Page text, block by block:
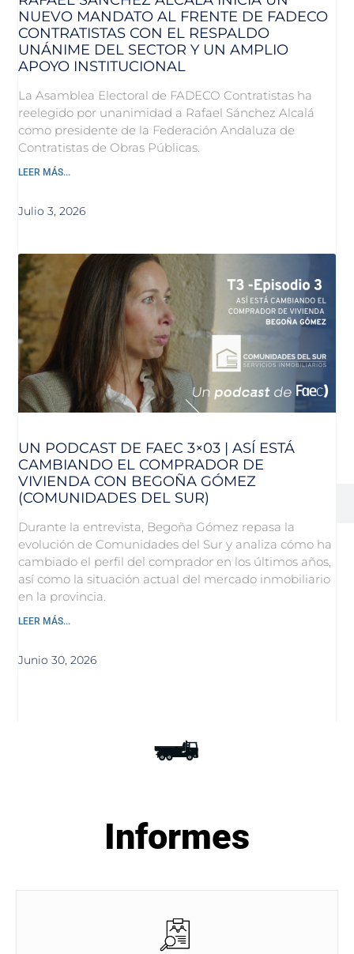
NUEVO MANDATO AL FRENTE DE FADECO
CONTRATISTAS CON EL RESPALDO
UNÁNIME DEL SECTOR Y UN AMPLIO
APOYO INSTITUCIONAL
La Asamblea Electoral de FADECO Contratistas ha
reelegido por unanimidad a Rafael Sánchez Alcalá
como presidente de la Federación Andaluza de
Contratistas de Obras Públicas.
LEER MÁS...
Julio 3, 2026
UN PODCAST DE FAEC 3×03 | ASÍ ESTÁ
CAMBIANDO EL COMPRADOR DE
VIVIENDA CON BEGOÑA GÓMEZ
(COMUNIDADES DEL SUR)
Durante la entrevista, Begoña Gómez repasa la
evolución de Comunidades del Sur y analiza cómo ha
cambiado el perfil del comprador en los últimos años,
así como la situación actual del mercado inmobiliario
en la provincia.
LEER MÁS...
Junio 30, 2026
Informes